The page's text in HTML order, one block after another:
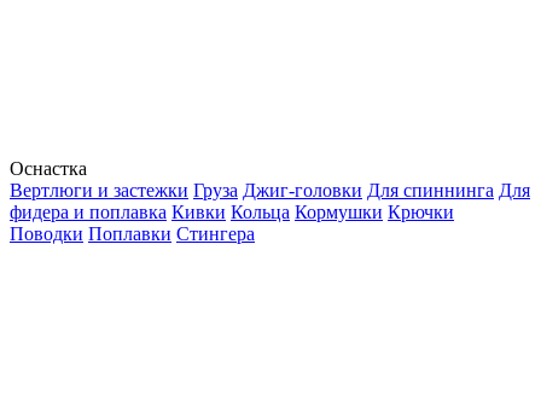
Оснастка
Вертлюги и застежки Груза Джиг-головки Для спиннинга Для
фидера и поплавка Кивки Кольца Кормушки Крючки
Поводки Поплавки Стингера